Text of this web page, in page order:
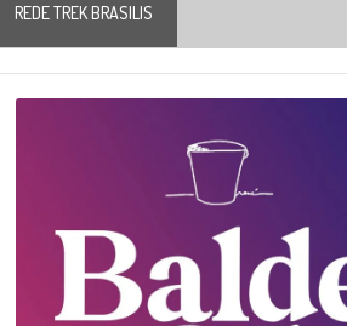
REDE TREK BRASILIS
Player